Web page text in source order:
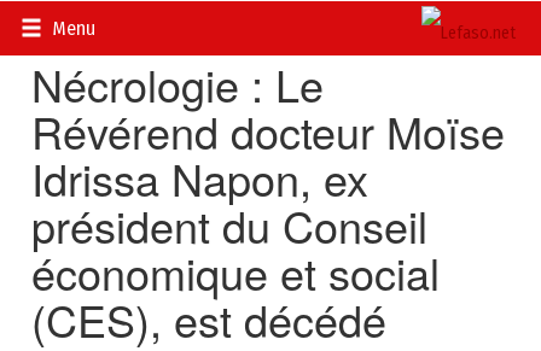
Menu
Accueil>
Nécrologie : Le
Révérend docteur Moïse
Idrissa Napon, ex
président du Conseil
économique et social
(CES), est décédé